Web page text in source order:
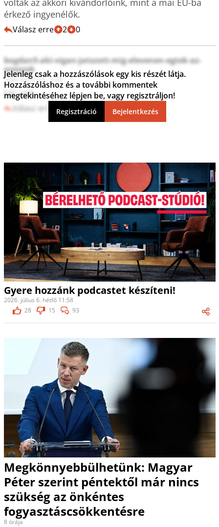
érkező ingyenélők.
Válasz erre 2 0
bogdan5-aki-vigan-jatszott-mig-elevenen-egtek-az-
oroszok
2026. június 03. 15:49
kár volt
Válasz erre 0 0
Jelenleg csak a hozzászólások egy kis részét látja.
Hozzászóláshoz és a további kommentek
megtekintéséhez lépjen be, vagy regisztráljon!
Regisztráció Bejelentkezés
Gyere hozzánk podcastet készíteni!
2026. július 6. hétfő 11:58
28
15 93
Megkönnyebbülhetünk: Magyar
Péter szerint péntektől már nincs
szükség az önkéntes
fogyasztáscsökkentésre
8 órája